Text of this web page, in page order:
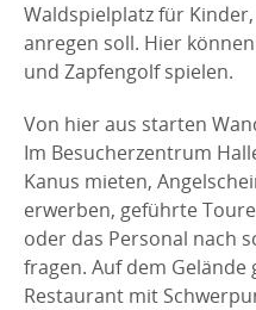
Waldspielplatz für
anregen soll. Hier
und Zapfengolf spielen.
Von hier aus starten
Im Besucherzentrum
Kanus mieten,
erwerben, geführte
oder das Personal nach
fragen. Auf dem
Restaurant mit